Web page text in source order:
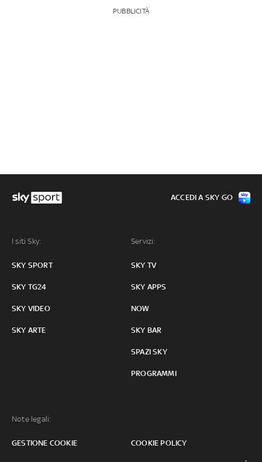
PUBBLICITÀ
I siti Sky:
SKY SPORT
SKY TG24
SKY VIDEO
SKY ARTE
Servizi:
SKY TV
SKY APPS
NOW
SKY BAR
SPAZI SKY
PROGRAMMI
Note legali:
GESTIONE COOKIE COOKIE POLICY
ACCEDI A SKY GO